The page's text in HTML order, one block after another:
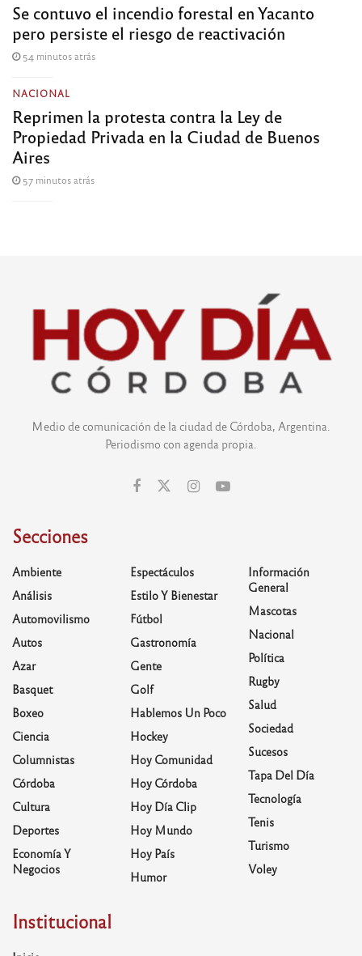
Se contuvo el incendio forestal en Yacanto
pero persiste el riesgo de reactivación
54 minutos atrás
NACIONAL
Reprimen la protesta contra la Ley de
Propiedad Privada en la Ciudad de Buenos
Aires
57 minutos atrás
Medio de comunicación de la ciudad de Córdoba, Argentina.
Periodismo con agenda propia.
Secciones
Ambiente
Análisis
Automovilismo
Autos
Azar
Basquet
Boxeo
Ciencia
Columnistas
Córdoba
Cultura
Deportes
Economía Y
Negocios
Espectáculos
Estilo Y Bienestar
Fútbol
Gastronomía
Gente
Golf
Hablemos Un Poco
Hockey
Hoy Comunidad
Hoy Córdoba
Hoy Día Clip
Hoy Mundo
Hoy País
Humor
Información
General
Mascotas
Nacional
Política
Rugby
Salud
Sociedad
Sucesos
Tapa Del Día
Tecnología
Tenis
Turismo
Voley
Institucional